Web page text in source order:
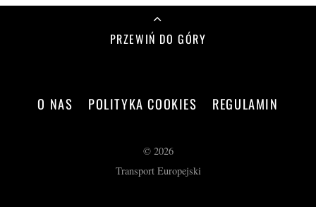
PRZEWIŃ DO GÓRY
O NAS POLITYKA COOKIES REGULAMIN
© 2026
Transport Europejski